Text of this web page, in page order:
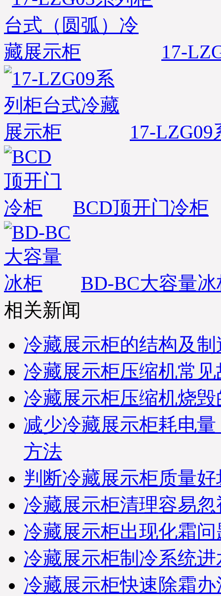
17-
17-
BCD顶开门冷柜
BD-BC大容量冰
相关新闻
冷藏展示柜的结构及
冷藏展示柜压缩机常
冷藏展示柜压缩机烧
减少冷藏展示柜耗电
方法
判断冷藏展示柜质量
冷藏展示柜清理容易
冷藏展示柜出现化霜
冷藏展示柜制冷系统
冷藏展示柜快速除霜办